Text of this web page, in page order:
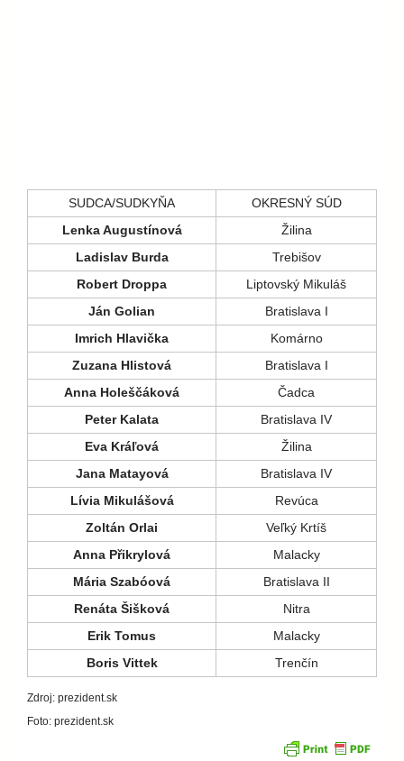
SUDCA/SUDKYŇA
OKRESNÝ SÚD
Lenka Augustínová
Žilina
Ladislav Burda
Trebišov
Robert Droppa
Liptovský Mikuláš
Ján Golian
Bratislava I
Imrich Hlavička
Komárno
Zuzana Hlistová
Bratislava I
Anna Holeščáková
Čadca
Peter Kalata
Bratislava IV
Eva Kráľová
Žilina
Jana Matayová
Bratislava IV
Lívia Mikulášová
Revúca
Zoltán Orlai
Veľký Krtíš
Anna Přikrylová
Malacky
Mária Szabóová
Bratislava II
Renáta Šišková
Nitra
Erik Tomus
Malacky
Boris Vittek
Trenčín
Zdroj: prezident.sk
Foto: prezident.sk